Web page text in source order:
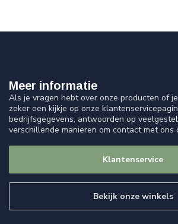
Meer informatie
Als je vragen hebt over onze producten of
zeker een kijkje op onze
bedrijfsgegevens, antwoorden op
verschillende manieren om contact met ons
Klantenservice
Bekijk onze winkels